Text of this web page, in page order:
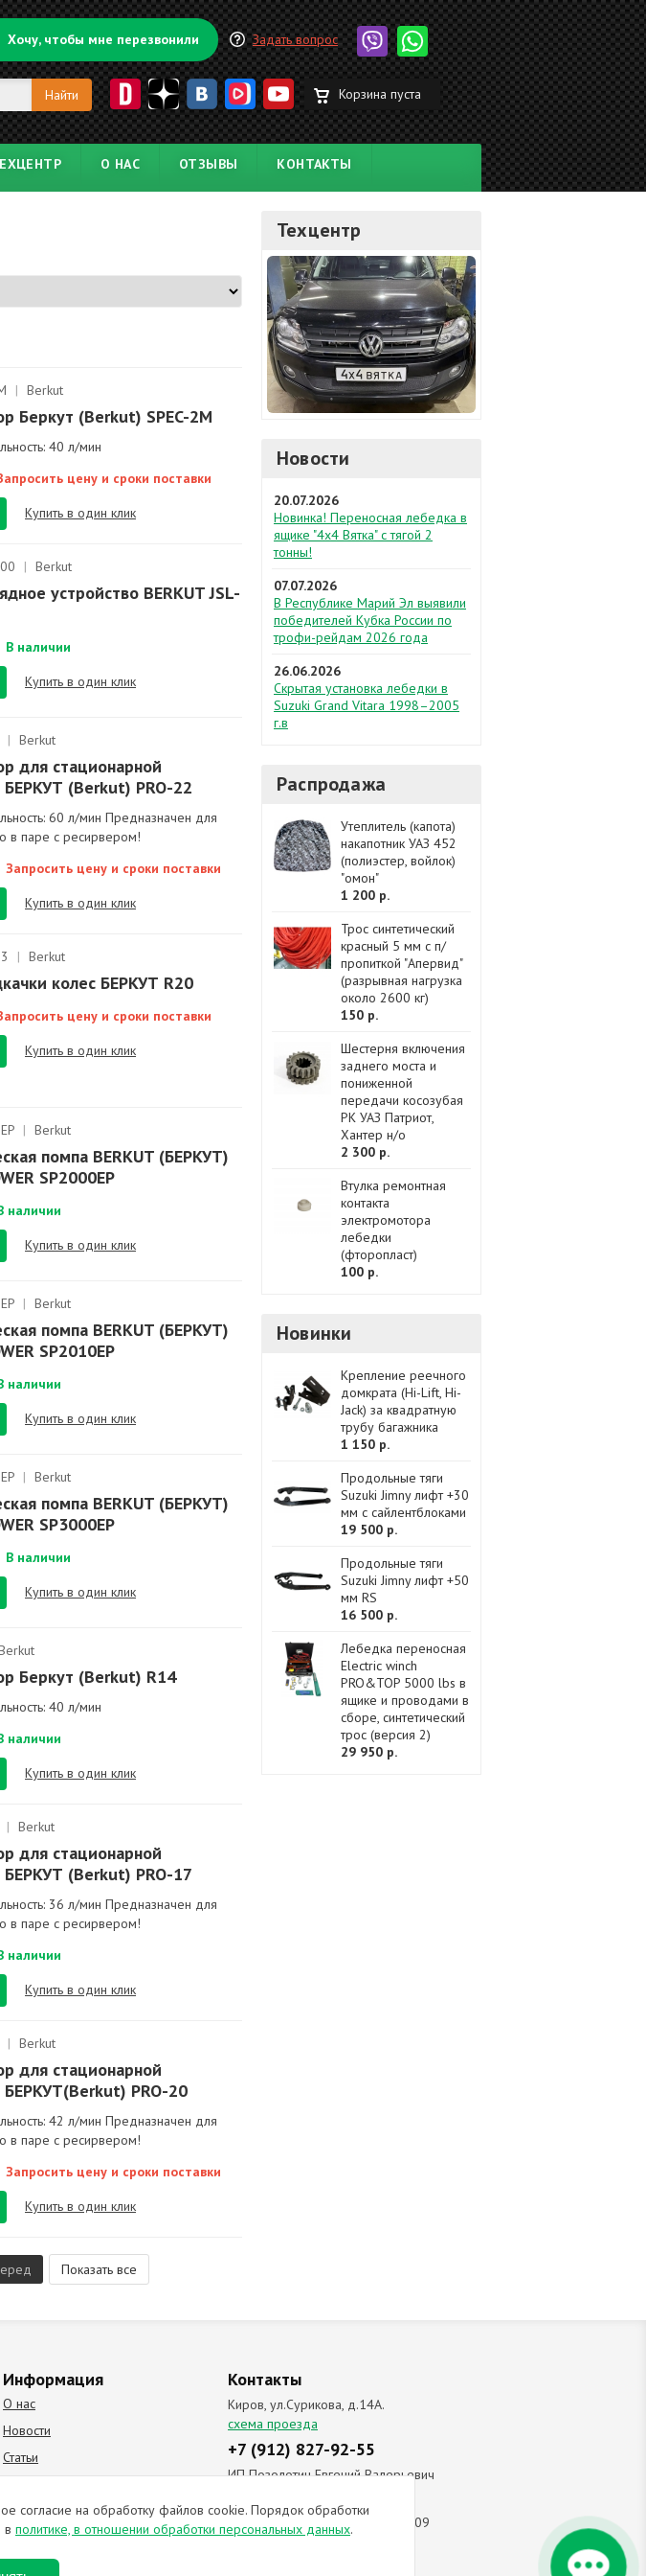
Хочу, чтобы мне перезвонили Задать вопрос
Корзина пуста
О НАС ОТЗЫВЫ КОНТАКТЫ
| Berkut
Беркут (Berkut) SPEC-2M
40 л/мин
цену и сроки поставки
Купить в один клик
| Berkut
устройство BERKUT JSL-
В наличии
Купить в один клик
| Berkut
для стационарной
БЕРКУТ (Berkut) PRO-22
60 л/мин Предназначен для
в паре с ресирвером!
Запросить цену и сроки поставки
Купить в один клик
| Berkut
колес БЕРКУТ R20
цену и сроки поставки
Купить в один клик
| Berkut
помпа BERKUT (БЕРКУТ)
SP2000EP
наличии
Купить в один клик
| Berkut
помпа BERKUT (БЕРКУТ)
SP2010EP
наличии
Купить в один клик
| Berkut
помпа BERKUT (БЕРКУТ)
SP3000EP
В наличии
Купить в один клик
Беркут (Berkut) R14
40 л/мин
наличии
Купить в один клик
| Berkut
для стационарной
БЕРКУТ (Berkut) PRO-17
36 л/мин Предназначен для
в паре с ресирвером!
наличии
Купить в один клик
| Berkut
для стационарной
БЕРКУТ(Berkut) PRO-20
42 л/мин Предназначен для
в паре с ресирвером!
Запросить цену и сроки поставки
Купить в один клик
Показать все
Техцентр
Новости
20.07.2026
Новинка! Переносная лебедка в
ящике "4х4 Вятка" с тягой 2
тонны!
07.07.2026
В Республике Марий Эл выявили
победителей Кубка России по
трофи-рейдам 2026 года
26.06.2026
Скрытая установка лебедки в
Suzuki Grand Vitara 1998–2005
г.в
Распродажа
Утеплитель (капота)
накапотник УАЗ 452
(полиэстер, войлок)
"омон"
1 200 р.
Трос синтетический
красный 5 мм с п/
пропиткой "Апервид"
(разрывная нагрузка
около 2600 кг)
150 р.
Шестерня включения
заднего моста и
пониженной
передачи косозубая
РК УАЗ Патриот,
Хантер н/о
2 300 р.
Втулка ремонтная
контакта
электромотора
лебедки
(фторопласт)
100 р.
Новинки
Крепление реечного
домкрата (Hi-Lift, Hi-
Jack) за квадратную
трубу багажника
1 150 р.
Продольные тяги
Suzuki Jimny лифт +30
мм с сайлентблоками
19 500 р.
Продольные тяги
Suzuki Jimny лифт +50
мм RS
16 500 р.
Лебедка переносная
Electric winch
PRO&TOP 5000 lbs в
ящике и проводами в
сборе, синтетический
трос (версия 2)
29 950 р.
Информация
О нас
Новости
Статьи
Контакты
Киров, ул.Сурикова, д.14А.
схема проезда
+7 (912) 827-92-55
ИП Позолотин Евгений Валерьевич
ИНН 434537218055 / ОГРН ИП
309434505600123 от 25.02.2009
любую форму на сайте, вы соглашаетесь с
согласие на обработку файлов cookie. Порядок обработки
в политике, в отношении обработки персональных данных.